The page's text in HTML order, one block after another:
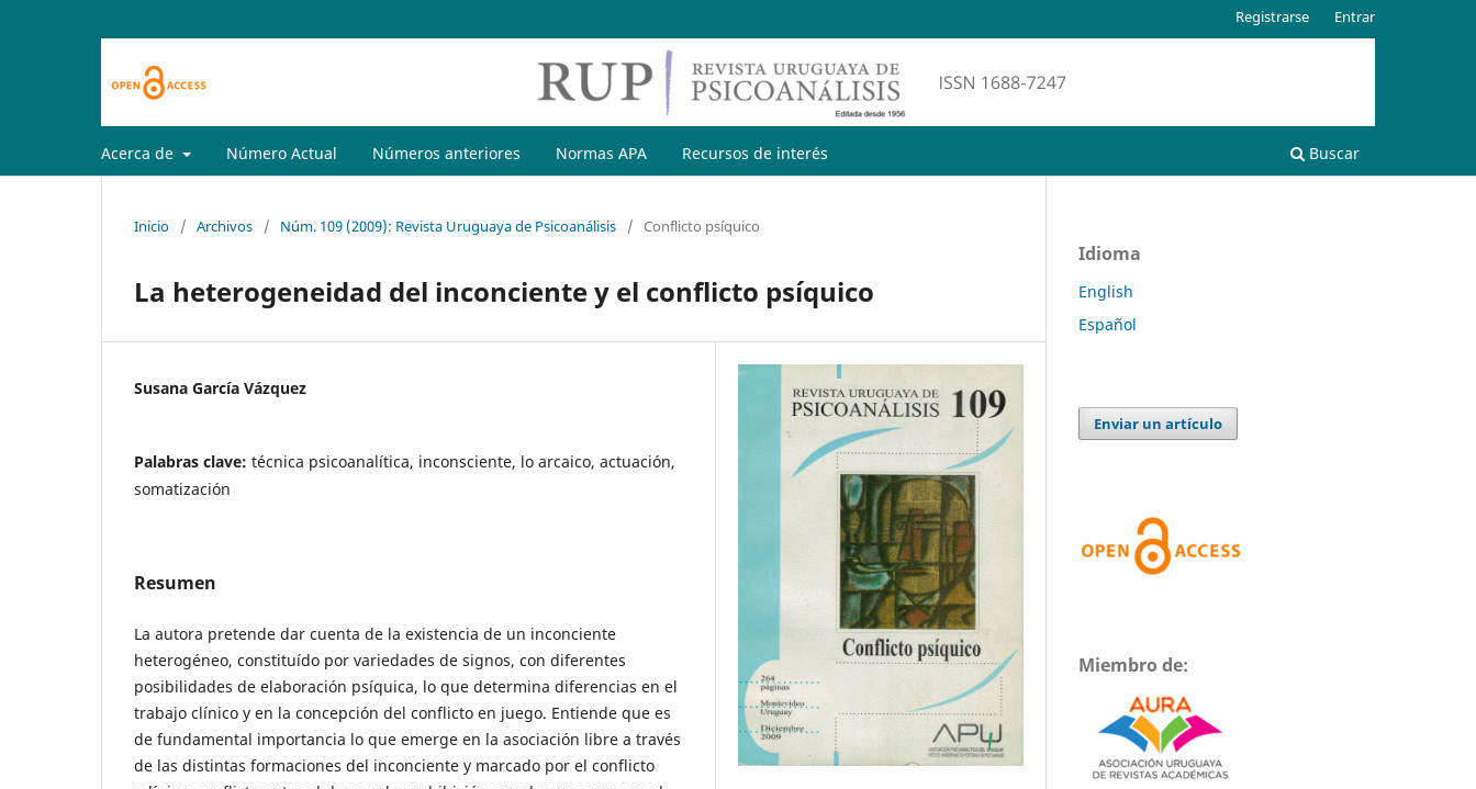
Acerca de Número Actual Números anteriores Normas APA Recursos de interés Buscar
Registrarse Entrar
Inicio / Archivos / Núm. 109 (2009): Revista Uruguaya de Psicoanálisis / Conflicto psíquico
La heterogeneidad del inconciente y el conflicto psíquico
Susana García Vázquez
Palabras clave: técnica psicoanalítica, inconsciente, lo arcaico, actuación,
somatización
Resumen
La autora pretende dar cuenta de la existencia de un inconciente
heterogéneo, constituído por variedades de signos, con diferentes
posibilidades de elaboración psíquica, lo que determina diferencias en el
trabajo clínico y en la concepción del conflicto en juego. Entiende que es
de fundamental importancia lo que emerge en la asociación libre a través
de las distintas formaciones del inconciente y marcado por el conflicto
Idioma
English
Español
Enviar un artículo
Miembro de: